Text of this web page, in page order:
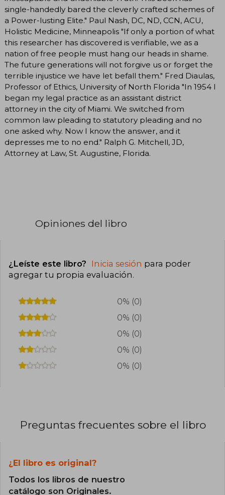
single-handedly bared the cleverly crafted schemes of
a Power-lusting Elite." Paul Nash, DC, ND, CCN, ACU,
Holistic Medicine, Minneapolis "If only a portion of what
this researcher has discovered is verifiable, we as a
nation of free people must hang our heads in shame.
The future generations will not forgive us or forget the
terrible injustice we have let befall them." Fred Diaulas,
Professor of Ethics, University of North Florida "In 1954 I
began my legal practice as an assistant district
attorney in the city of Miami. We switched from
common law pleading to statutory pleading and no
one asked why. Now I know the answer, and it
depresses me to no end." Ralph G. Mitchell, JD,
Attorney at Law, St. Augustine, Florida.
Opiniones del libro
¿Leíste este libro? Inicia sesión para poder
agregar tu propia evaluación.
0% (0)
0% (0)
0% (0)
0% (0)
0% (0)
Preguntas frecuentes sobre el libro
¿El libro es original?
Todos los libros de nuestro
catálogo son Originales.